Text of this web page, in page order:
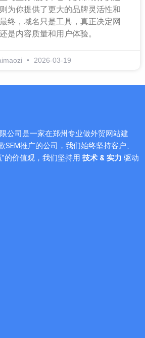
为你提供了更大的品牌灵活性和
终，域名只是工具，真正决定网
是内容质量和用户体验。
2026-03-19
公司是一家在郑州专业做外贸网站建
SEM推广的公司，我们始终坚持客户、
的价值观，我们坚持用 技术 & 实力 驱动